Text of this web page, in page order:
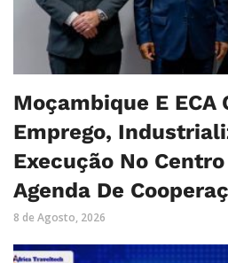
Moçambique E ECA
Emprego,
Execução No
Agenda De
8 de Agosto, 2026